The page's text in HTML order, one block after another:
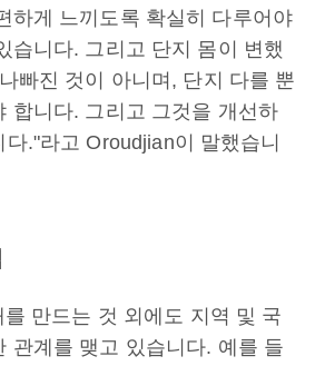
하게 느끼도록 확실히 다루어야
습니다. 그리고 단지 몸이 변했
빠진 것이 아니며, 단지 다를 뿐
합니다. 그리고 그것을 개선하
."라고 Oroudjian이 말했습니
만드는 것 외에도 지역 및 국
관계를 맺고 있습니다. 예를 들